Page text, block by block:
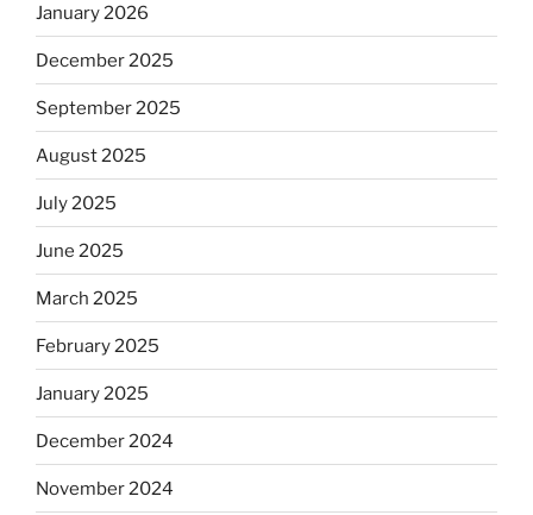
January 2026
December 2025
September 2025
August 2025
July 2025
June 2025
March 2025
February 2025
January 2025
December 2024
November 2024